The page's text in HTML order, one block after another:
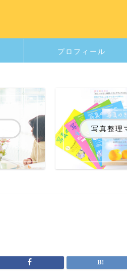
プロフィール
写真整理